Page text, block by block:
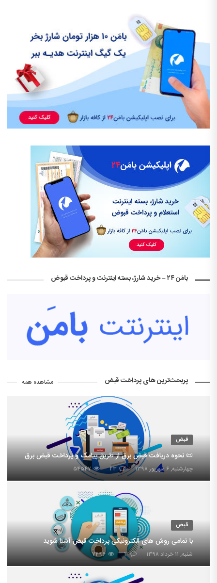
بامَن ۲۴ – خرید شارژ، بسته اینترنت و پرداخت قبوض
پربحث‌ترین های پرداخت قبض مشاهده همه
قبض
📜 نحوه دریافت قبض برق از طریق پیامک و پرداخت قبض برق
چهارشنبه, ۶ شهریور ۱۳۹۸ ۲۳ ۵۴۵۴۷
قبض
با تمامی روش های الکترونیکی پرداخت قبض آشنا شوید
شنبه, ۱۱ خرداد ۱۳۹۸ ۳ ۷۴۹۶